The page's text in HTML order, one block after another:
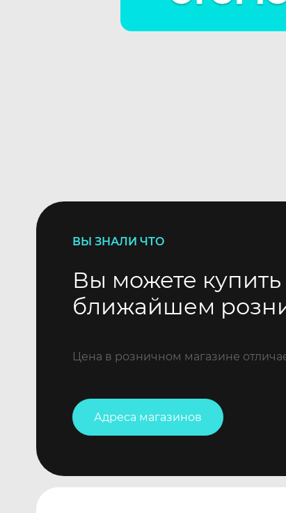
ВЫ ЗНАЛИ ЧТО
Вы можете
ближайшем
Цена в розничном магазине
Адреса магазинов